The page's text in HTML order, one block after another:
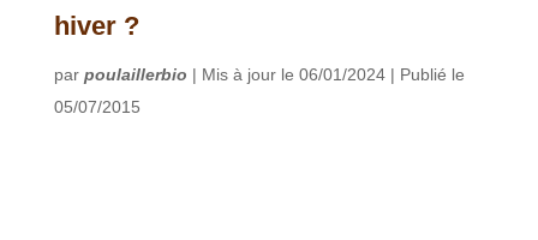
hiver ?
par poulaillerbio | Mis à jour le 06/01/2024 | Publié le
05/07/2015